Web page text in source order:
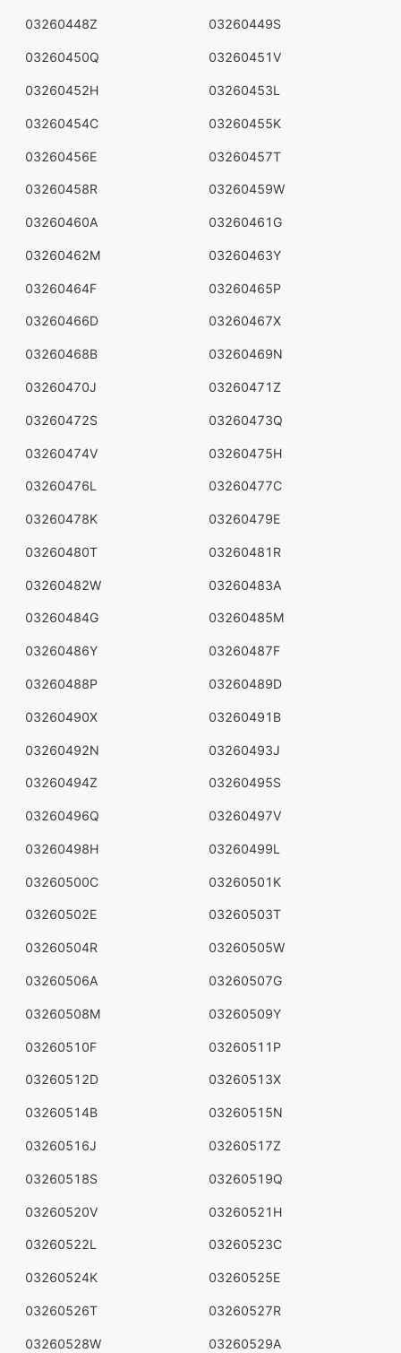
03260448Z 03260449S
03260450Q 03260451V
03260452H 03260453L
03260454C 03260455K
03260456E 03260457T
03260458R 03260459W
03260460A 03260461G
03260462M 03260463Y
03260464F 03260465P
03260466D 03260467X
03260468B 03260469N
03260470J 03260471Z
03260472S 03260473Q
03260474V 03260475H
03260476L 03260477C
03260478K 03260479E
03260480T 03260481R
03260482W 03260483A
03260484G 03260485M
03260486Y 03260487F
03260488P 03260489D
03260490X 03260491B
03260492N 03260493J
03260494Z 03260495S
03260496Q 03260497V
03260498H 03260499L
03260500C 03260501K
03260502E 03260503T
03260504R 03260505W
03260506A 03260507G
03260508M 03260509Y
03260510F 03260511P
03260512D 03260513X
03260514B 03260515N
03260516J 03260517Z
03260518S 03260519Q
03260520V 03260521H
03260522L 03260523C
03260524K 03260525E
03260526T 03260527R
03260528W 03260529A